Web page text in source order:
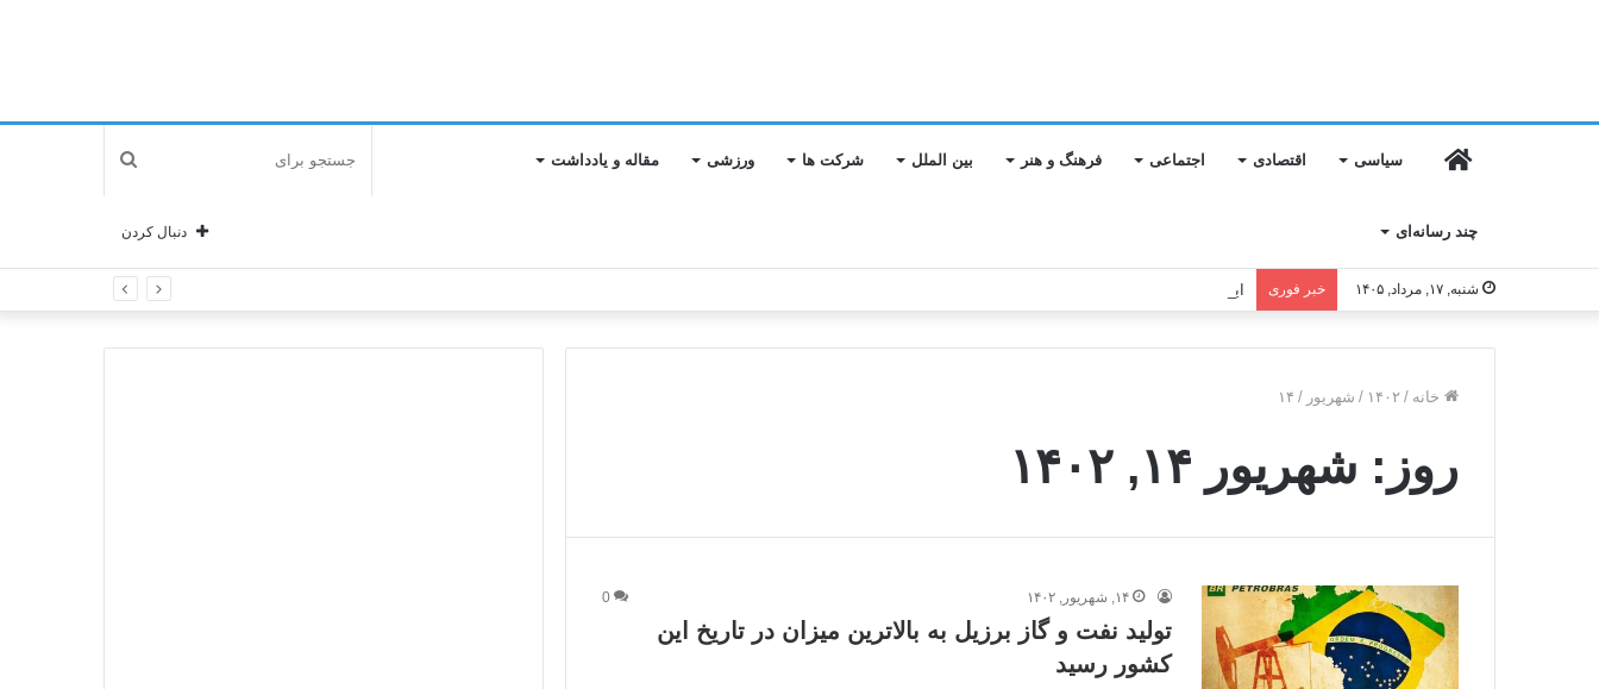
سیاسی اقتصادی اجتماعی فرهنگ و هنر بین الملل شرکت ها ورزشی مقاله و یادداشت
چند رسانه‌ای دنبال کردن
شنبه, ۱۷, مرداد, ۱۴۰۵ خبر فوری ایران و اوراسیا به توافق‌های تازه رسیدند
خانه / ۱۴۰۲ / شهریور / ۱۴
روز: شهریور ۱۴, ۱۴۰۲
۱۴, شهریور, ۱۴۰۲ 0
تولید نفت و گاز برزیل به بالاترین میزان در تاریخ این
کشور رسید